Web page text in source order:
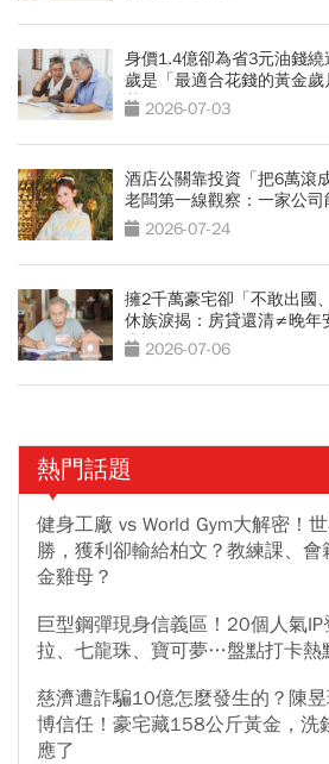
身價1.4億卻為省3元油錢
歲是「最適合花錢的黃金
花錢」
2026-07-03
酒店公關靠投資「把6萬滾
老闆第一線觀察：一家公
點」2026-07-24
擁2千萬豪宅卻「不敢出國
休族淚揭：房貸還清≠晚年
大誤算
2026-07-06
熱門話題
健身工廠 vs World Gym大解密！
勝，獲利卻輸給柏文？教練課、
金雞母？
巨型鋼彈現身信義區！20個人氣
拉、七龍珠、寶可夢…盤點打卡熱
慈濟遭詐騙10億怎麼發生的？陳
博信任！豪宅藏158公斤黃金，
應了